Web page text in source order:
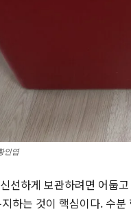
인엽
선하게 보관하려면 어둡
하는 것이 핵심이다. 수